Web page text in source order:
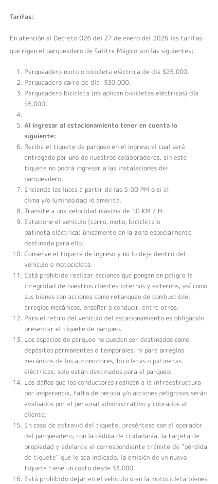
Tarifas:
En atención al Decreto 026 del 27 de enero del 2026 las tarifas
que rigen el parqueadero de Salitre Mágico son las siguientes:
Parqueadero moto o bicicleta eléctrica de día $25.000.
Parqueadero carro de día: $30.000.
Parqueadero bicicleta (no aplican bicicletas eléctricas) día
$5.000.
Al ingresar al estacionamiento tener en cuenta lo
siguiente:
Reciba el tiquete de parqueo en el ingreso el cual será
entregado por uno de nuestros colaboradores, sin este
tiquete no podrá ingresar a las instalaciones del
parqueadero.
Encienda las luces a partir de las 5:00 PM o si el
clima y/o luminosidad lo amerita.
Transite a una velocidad máxima de 10 KM / H.
Estacione el vehículo (carro, moto, bicicleta o
patineta eléctrica) únicamente en la zona especialmente
destinada para ello.
Conserve el tiquete de ingreso y no lo deje dentro del
vehículo o motocicleta.
Está prohibido realizar acciones que pongan en peligro la
integridad de nuestros clientes internos y externos, así como
sus bienes con acciones como retanqueo de combustible,
arreglos mecánicos, enseñar a conducir, entre otros.
Para el retiro del vehículo del estacionamiento es obligación
presentar el tiquete de parqueo.
Los espacios de parqueo no pueden ser destinados como
depósitos permanentes o temporales, ni para arreglos
mecánicos de los automotores, bicicletas o patinetas
eléctricas, solo están destinados para el parqueo.
Los daños que los conductores realicen a la infraestructura
por inoperancia, falta de pericia y/o acciones peligrosas serán
evaluados por el personal administrativo y cobrados al
cliente.
En caso de extravió del tiquete, preséntese con el operador
del parqueadero, con la cédula de ciudadanía, la tarjeta de
propiedad y adelante el correspondiente trámite de “pérdida
de tiquete” que le sea indicado, la emisión de un nuevo
tiquete tiene un costo desde $3.000.
Está prohibido dejar en el vehículo o en la motocicleta bienes